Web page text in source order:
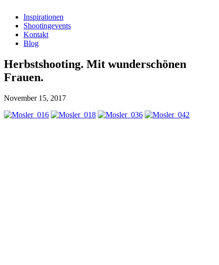
Inspirationen
Shootingevents
Kontakt
Blog
Herbstshooting. Mit wunderschönen
Frauen.
November 15, 2017